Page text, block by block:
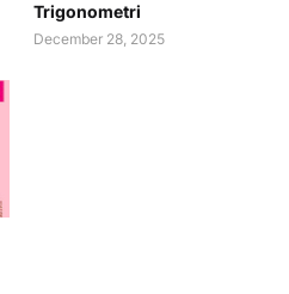
Trigonometri
December 28, 2025